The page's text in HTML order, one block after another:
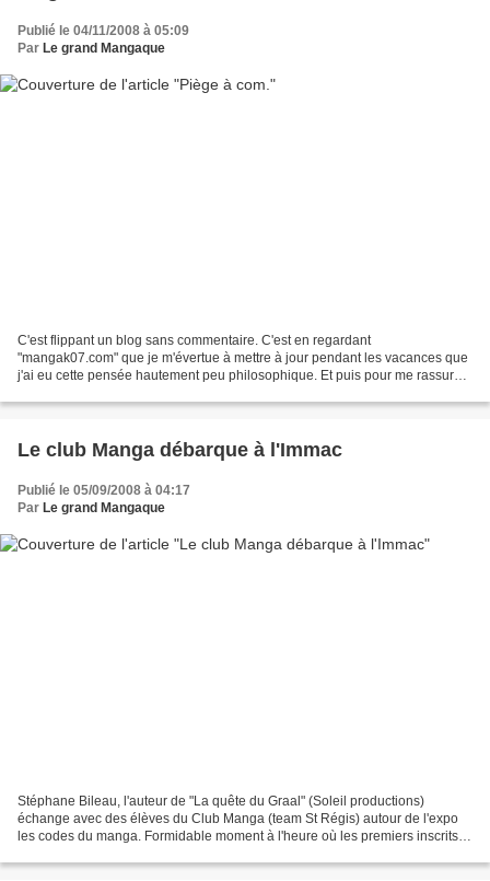
Publié le 04/11/2008 à 05:09
Par Le grand Mangaque
C'est flippant un blog sans commentaire. C'est en regardant
"mangak07.com" que je m'évertue à mettre à jour pendant les vacances que
j'ai eu cette pensée hautement peu philosophique. Et puis pour me rassurer
Le club Manga débarque à l'Immac
Publié le 05/09/2008 à 04:17
Par Le grand Mangaque
Stéphane Bileau, l'auteur de "La quête du Graal" (Soleil productions)
échange avec des élèves du Club Manga (team St Régis) autour de l'expo
les codes du manga. Formidable moment à l'heure où les premiers inscrits